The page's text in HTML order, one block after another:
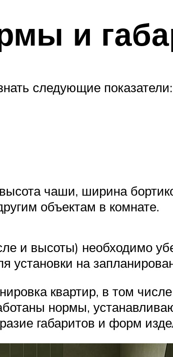
и
следующие показатели:
чаши, ширина
объектам в комнате.
и высоты) необходимо
установки на
квартир, в том
нормы,
габаритов и форм